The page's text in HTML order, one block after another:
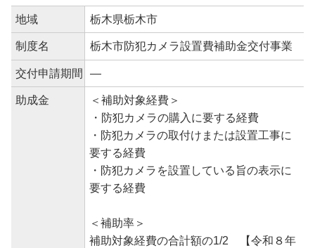
地域 栃木県栃木市
制度名 栃木市防犯カメラ設置費補助金交付事業
交付申請期間 ―
助成金
＜補助対象経費＞
・防犯カメラの購入に要する経費
・防犯カメラの取付けまたは設置工事に
要する経費
・防犯カメラを設置している旨の表示に
要する経費
＜補助率＞
補助対象経費の合計額の1/2 【令和８年